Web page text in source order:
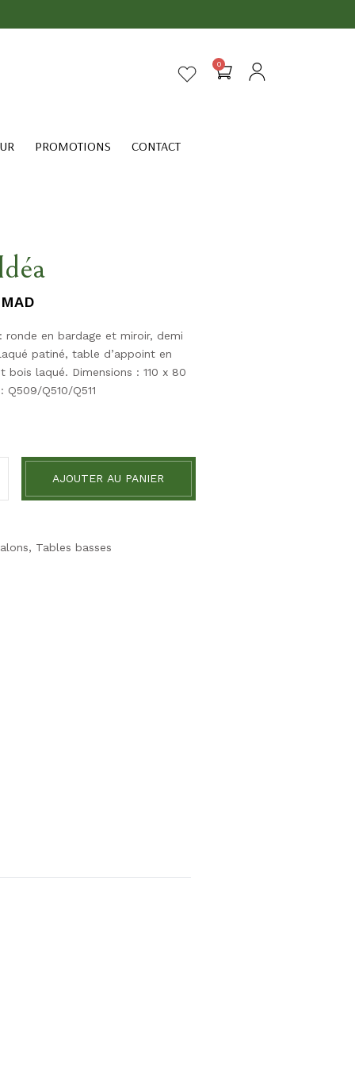
0
PROMOTIONS CONTACT
ronde en bardage et miroir, demi
patiné, table d’appoint en
bois laqué. Dimensions : 110 x 80
Q509/Q510/Q511
AJOUTER AU PANIER
, Tables basses